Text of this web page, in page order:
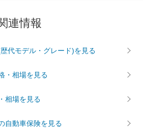
連情報
代モデル・グレード)を見る
・相場を見る
相場を見る
自動車保険を見る